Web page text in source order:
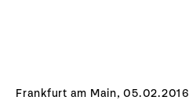
Frankfurt am Main, 05.02.2016